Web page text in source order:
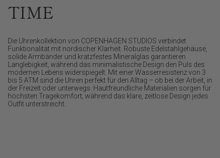
TIME
Die Uhrenkollektion von COPENHAGEN STUDIOS verbindet
Funktionalität mit nordischer Klarheit. Robuste Edelstahlgehäuse,
solide Armbänder und kratzfestes Mineralglas garantieren
Langlebigkeit, während das minimalistische Design den Puls des
modernen Lebens widerspiegelt. Mit einer Wasserresistenz von 3
bis 5 ATM sind die Uhren perfekt für den Alltag – ob bei der Arbeit, in
der Freizeit oder unterwegs. Hautfreundliche Materialien sorgen für
höchsten Tragekomfort, während das klare, zeitlose Design jedes
Outfit unterstreicht.